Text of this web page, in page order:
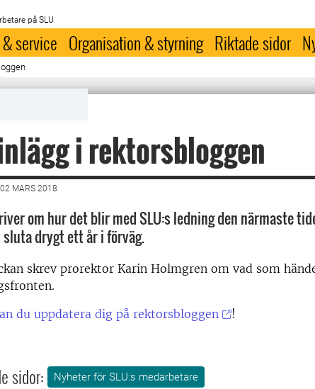
på SLU
service Organisation & styrning Riktade sidor
i rektorsbloggen
MARS 2018
om hur det blir med SLU:s ledning den närmaste
drygt ett år i förväg.
skrev prorektor Karin Holmgren om vad som
du uppdatera dig på rektorsbloggen
!
sidor: Nyheter för SLU:s medarbetare